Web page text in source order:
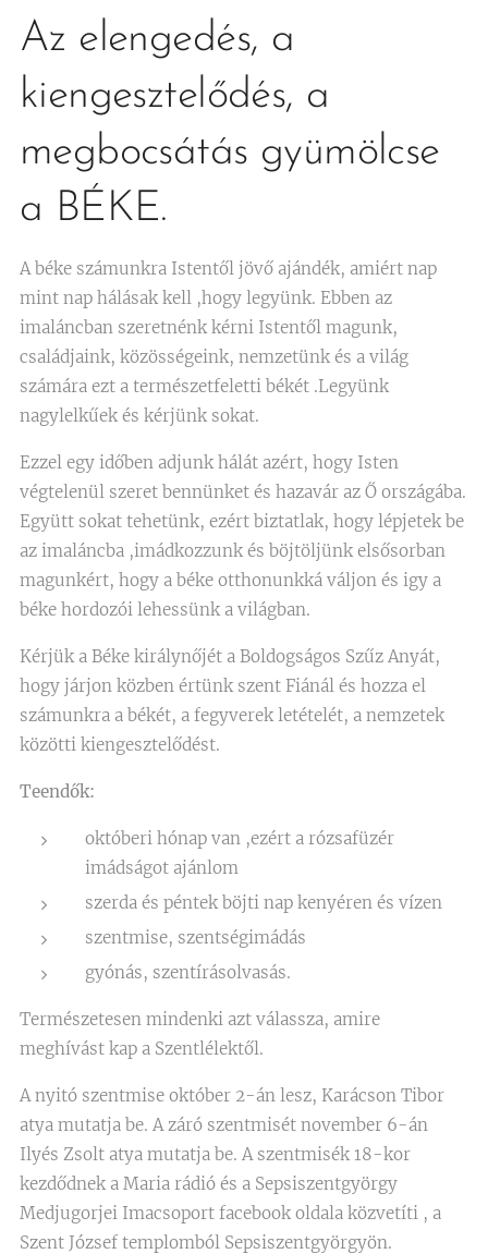
Az elengedés, a
kiengesztelődés, a
megbocsátás gyümölcse
a BÉKE.
A béke számunkra Istentől jövő ajándék, amiért nap
mint nap hálásak kell ,hogy legyünk. Ebben az
imaláncban szeretnénk kérni Istentől magunk,
családjaink, közösségeink, nemzetünk és a világ
számára ezt a természetfeletti békét .Legyünk
nagylelkűek és kérjünk sokat.
Ezzel egy időben adjunk hálát azért, hogy Isten
végtelenül szeret bennünket és hazavár az Ő országába.
Együtt sokat tehetünk, ezért biztatlak, hogy lépjetek be
az imaláncba ,imádkozzunk és böjtöljünk elsősorban
magunkért, hogy a béke otthonunkká váljon és igy a
béke hordozói lehessünk a világban.
Kérjük a Béke királynőjét a Boldogságos Szűz Anyát,
hogy járjon közben értünk szent Fiánál és hozza el
számunkra a békét, a fegyverek letételét, a nemzetek
közötti kiengesztelődést.
Teendők:
októberi hónap van ,ezért a rózsafüzér
imádságot ajánlom
szerda és péntek böjti nap kenyéren és vízen
szentmise, szentségimádás
gyónás, szentírásolvasás.
Természetesen mindenki azt válassza, amire
meghívást kap a Szentlélektől.
A nyitó szentmise október 2-án lesz, Karácson Tibor
atya mutatja be. A záró szentmisét november 6-án
Ilyés Zsolt atya mutatja be. A szentmisék 18-kor
kezdődnek a Maria rádió és a Sepsiszentgyörgy
Medjugorjei Imacsoport facebook oldala közvetíti , a
Szent József templomból Sepsiszentgyörgyön.